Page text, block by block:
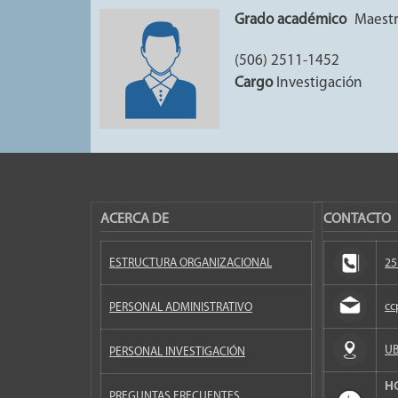
Grado académico
(506) 2511-1452
Cargo Investigación
ACERCA DE
ESTRUCTURA ORGANIZACIONAL
PERSONAL ADMINISTRATIVO
PERSONAL INVESTIGACIÓN
CONTACTO